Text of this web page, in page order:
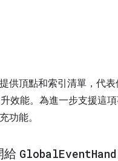
供頂點和索引清單，代
效能。為進一步支援這項
功能。
給 GlobalEvent